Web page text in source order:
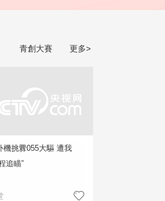
更多>
青創大賽
機挑釁055大驅 遭我
追瞄”